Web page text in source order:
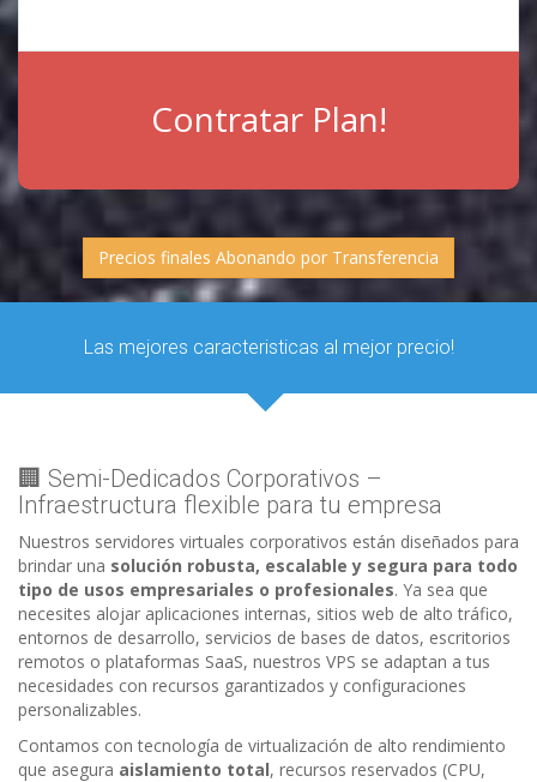
Contratar Plan!
Precios finales Abonando por Transferencia
Las mejores caracteristicas al mejor precio!
🏢 Semi-Dedicados Corporativos –
Infraestructura flexible para tu empresa
Nuestros servidores virtuales corporativos están diseñados para
brindar una solución robusta, escalable y segura para todo
tipo de usos empresariales o profesionales. Ya sea que
necesites alojar aplicaciones internas, sitios web de alto tráfico,
entornos de desarrollo, servicios de bases de datos, escritorios
remotos o plataformas SaaS, nuestros VPS se adaptan a tus
necesidades con recursos garantizados y configuraciones
personalizables.
Contamos con tecnología de virtualización de alto rendimiento
que asegura aislamiento total, recursos reservados (CPU,